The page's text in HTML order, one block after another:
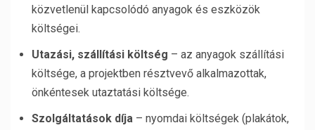
közvetlenül kapcsolódó anyagok és eszközök
költségei.
Utazási, szállítási költség – az anyagok szállítási
költsége, a projektben résztvevő alkalmazottak,
önkéntesek utaztatási költsége.
Szolgáltatások díja – nyomdai költségek (plakátok,